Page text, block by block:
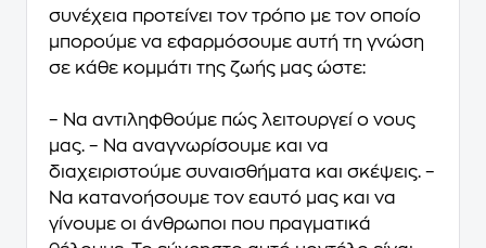
συνέχεια προτείνει τον τρόπο με τον οποίο
μπορούμε να εφαρμόσουμε αυτή τη γνώση
σε κάθε κομμάτι της ζωής μας ώστε:
– Να αντιληφθούμε πώς λειτουργεί ο νους
μας. – Να αναγνωρίσουμε και να
διαχειριστούμε συναισθήματα και σκέψεις. –
Να κατανοήσουμε τον εαυτό μας και να
γίνουμε οι άνθρωποι που πραγματικά